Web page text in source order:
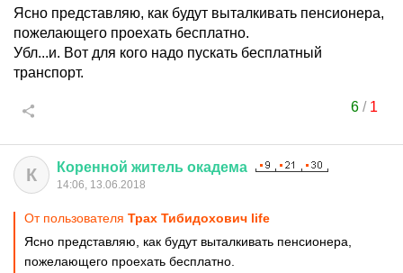
Ясно представляю, как будут выталкивать пенсионера,
пожелающего проехать бесплатно.
Убл...и. Вот для кого надо пускать бесплатный
транспорт.
6/ 1
К Коренной житель окадема
14:06, 13.06.2018
От пользователя Трах Тибидохович life
Ясно представляю, как будут выталкивать пенсионера,
пожелающего проехать бесплатно.